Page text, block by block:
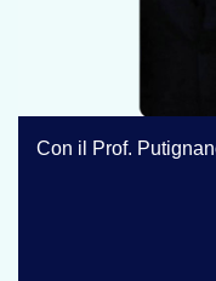
Con il Prof.